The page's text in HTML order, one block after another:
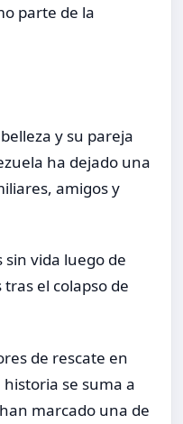
parte de la
y su pareja
ha dejado una
amigos y
vida luego de
el colapso de
de rescate en
se suma a
marcado una de